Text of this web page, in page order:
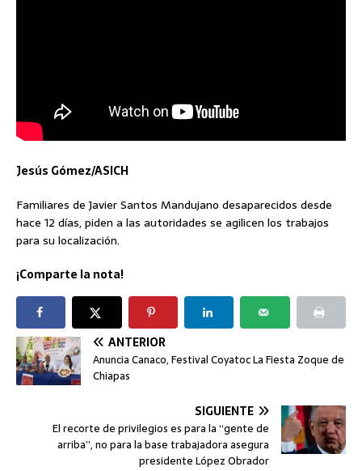
Jesús Gómez/ASICH
Familiares de Javier Santos Mandujano desaparecidos desde
hace 12 días, piden a las autoridades se agilicen los trabajos
para su localización.
¡Comparte la nota!
ANTERIOR
Anuncia Canaco, Festival Coyatoc La Fiesta Zoque de
Chiapas
SIGUIENTE
El recorte de privilegios es para la “gente de
arriba”, no para la base trabajadora asegura
presidente López Obrador